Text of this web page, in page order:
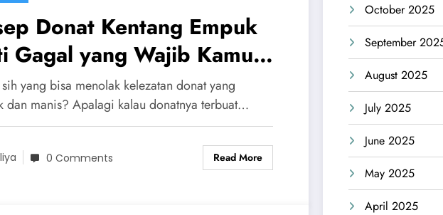
Donat Kentang Empuk
Gagal yang Wajib Kamu
di Rumah
yang bisa menolak kelezatan donat yang
dan manis? Apalagi kalau donatnya terbuat…
0 Comments Read More
October 2025
September
August 2025
July 2025
June 2025
May 2025
April 2025